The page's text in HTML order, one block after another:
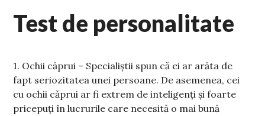
Test de personalitate
1. Ochii căprui – Specialiștii spun că ei ar arăta de
fapt seriozitatea unei persoane. De asemenea, cei
cu ochii căprui ar fi extrem de inteligenți și foarte
pricepuți în lucrurile care necesită o mai bună